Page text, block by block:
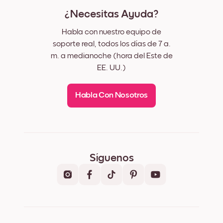
¿Necesitas Ayuda?
Habla con nuestro equipo de
soporte real, todos los días de 7 a.
m. a medianoche (hora del Este de
EE. UU.)
Habla Con Nosotros
Síguenos